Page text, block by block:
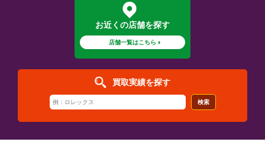
お近くの店舗を探す
店舗一覧はこちら
買取実績を探す
検索